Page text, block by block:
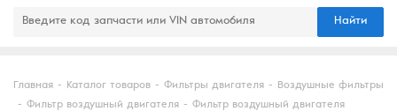
Найти
Главная - Каталог товаров - Фильтры двигателя -
Воздушные фильтры
- Фильтр воздушный двигателя - Фильтр воздушный двигателя